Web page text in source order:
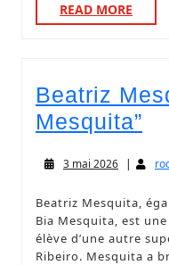
READ MORE
Beatriz
Mesquita”
3 mai 2026 |
Beatriz Mesquita, également connue sous le nom de
Bia Mesquita, est
élève d’une autre
Ribeiro. Mesquita a